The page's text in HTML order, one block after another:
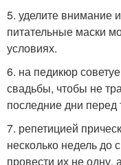
5. уделите внимание
питательные маски
условиях.
6. на педикюр
свадьбы, чтобы не
последние дни перед
7. репетицией
несколько недель до
провести их не одну,